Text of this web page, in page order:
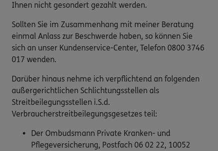
Ihnen nicht gesondert gezahlt werden.
Sollten Sie im Zusammenhang mit meiner Beratung
einmal Anlass zur Beschwerde haben, so können Sie
sich an unser Kundenservice-Center, Telefon 0800 3746
017 wenden.
Darüber hinaus nehme ich verpflichtend an folgenden
außergerichtlichen Schlichtungsstellen als
Streitbeilegungsstellen i.S.d.
Verbraucherstreitbeilegungsgesetzes teil:
Der Ombudsmann Private Kranken- und
Pflegeversicherung, Postfach 06 02 22, 10052